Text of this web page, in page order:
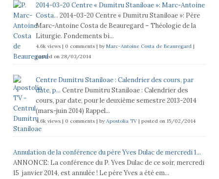
2014-03-20 Centre « Dumitru Staniloae »: Marc-Antoine
Costa... 2014-03-20 Centre « Dumitru Staniloae »: Père
Marc-Antoine Costa de Beauregard – Théologie de la
Liturgie. Fondements bi...
4.6k views| 0 comments| byMarc-Antoine Costa de Beauregard|
posted on 28/03/2014
Centre Dumitru Staniloae : Calendrier des cours, par
date, p... Centre Dumitru Staniloae : Calendrier des
cours, par date, pour le deuxième semestre 2013-2014
(mars-juin 2014) Rappel...
4.6k views| 0 comments| byApostolia TV| posted on 15/02/2014
Annulation de la conférence du père Yves Dulac de mercredi 1...
ANNONCE: La conférence du P. Yves Dulac de ce soir, mercredi
15 janvier 2014, est annulée ! Le père Yves a été em...